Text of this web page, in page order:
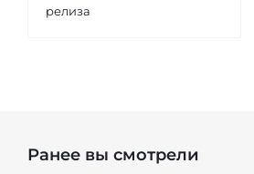
релиза
Ранее вы смотрели